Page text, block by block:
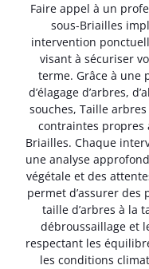
Faire appel à un
sous-Briailles
intervention
visant à sécuriser
terme. Grâce à une
d’élagage d’arbres,
souches, Taille
contraintes propres
Briailles. Chaque
une analyse
végétale et des
permet d’assurer
taille d’arbres à la
débroussaillage et
respectant les
les conditions